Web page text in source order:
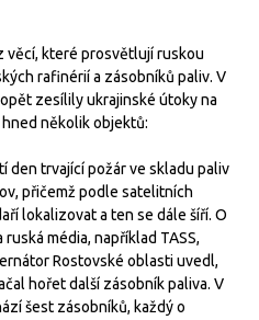
věcí, které prosvětlují ruskou
rafinérií a zásobníků paliv. V
zesílily ukrajinské útoky na
několik objektů:
den trvající požár ve skladu paliv
přičemž podle satelitních
lokalizovat a ten se dále šíří. O
média, například TASS,
Rostovské oblasti uvedl,
hořet další zásobník paliva. V
šest zásobníků, každý o